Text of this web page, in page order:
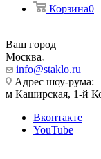
Корзина0
Ваш город
Москва
info@staklo.ru
Адрес шоу-рума:
м Каширская, 1-й
Вконтакте
YouTube